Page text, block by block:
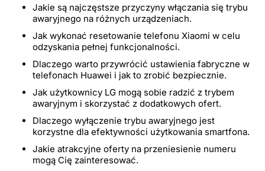
Jakie są najczęstsze przyczyny włączania się trybu
awaryjnego na różnych urządzeniach.
Jak wykonać resetowanie telefonu Xiaomi w celu
odzyskania pełnej funkcjonalności.
Dlaczego warto przywrócić ustawienia fabryczne w
telefonach Huawei i jak to zrobić bezpiecznie.
Jak użytkownicy LG mogą sobie radzić z trybem
awaryjnym i skorzystać z dodatkowych ofert.
Dlaczego wyłączenie trybu awaryjnego jest
korzystne dla efektywności użytkowania smartfona.
Jakie atrakcyjne oferty na przeniesienie numeru
mogą Cię zainteresować.